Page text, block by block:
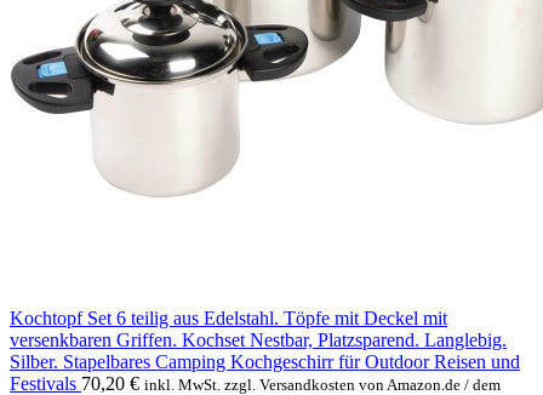
Kochtopf Set 6 teilig aus Edelstahl. Töpfe mit Deckel mit
versenkbaren Griffen. Kochset Nestbar, Platzsparend. Langlebig.
Silber. Stapelbares Camping Kochgeschirr für Outdoor Reisen und
Festivals 70,20 € inkl. MwSt. zzgl. Versandkosten von Amazon.de / dem